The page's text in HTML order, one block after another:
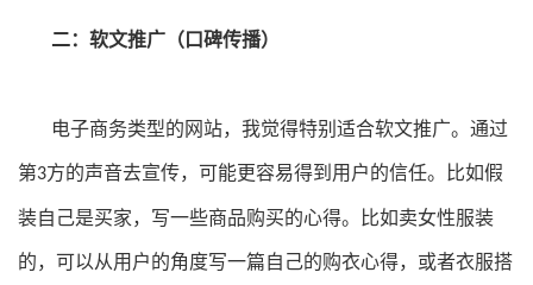
二：软文推广（口碑传播）
电子商务类型的网站，我觉得特别适合软文推广。通过
第3方的声音去宣传，可能更容易得到用户的信任。比如假
装自己是买家，写一些商品购买的心得。比如卖女性服装
的，可以从用户的角度写一篇自己的购衣心得，或者衣服搭